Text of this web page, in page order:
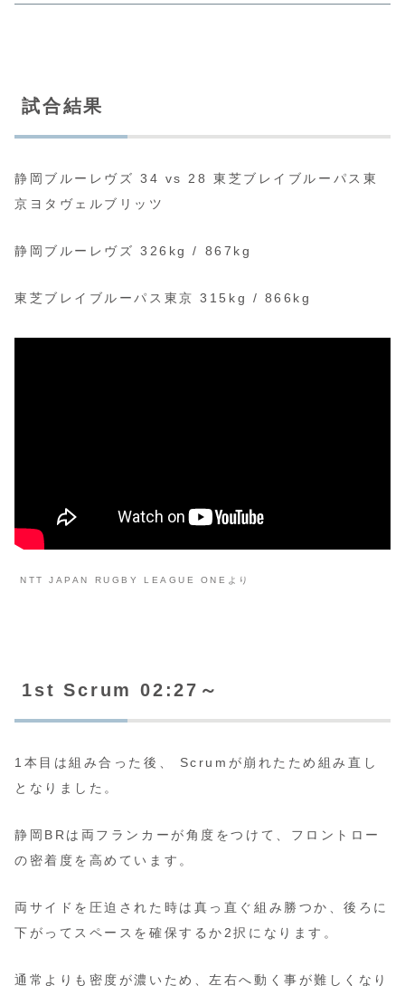
試合結果
静岡ブルーレヴズ 34 vs 28 東芝ブレイブルーパス東
京ヨタヴェルブリッツ
静岡ブルーレヴズ 326kg / 867kg
東芝ブレイブルーパス東京 315kg / 866kg
NTT JAPAN RUGBY LEAGUE ONEより
1st Scrum 02:27～
1本目は組み合った後、 Scrumが崩れたため組み直し
となりました。
静岡BRは両フランカーが角度をつけて、フロントロー
の密着度を高めています。
両サイドを圧迫された時は真っ直ぐ組み勝つか、後ろに
下がってスペースを確保するか2択になります。
通常よりも密度が濃いため、左右へ動く事が難しくなり